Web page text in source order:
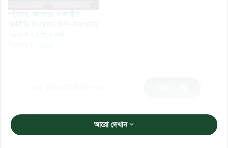
আরো দেখান